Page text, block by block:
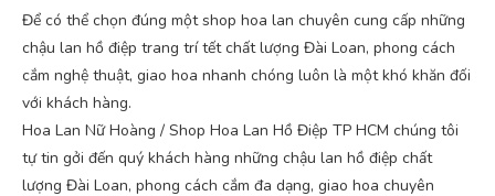
Để có thể chọn đúng một shop hoa lan chuyên cung cấp những
chậu lan hồ điệp trang trí tết chất lượng Đài Loan, phong cách
cắm nghệ thuật, giao hoa nhanh chóng luôn là một khó khăn đối
với khách hàng.
Hoa Lan Nữ Hoàng / Shop Hoa Lan Hồ Điệp TP HCM chúng tôi
tự tin gởi đến quý khách hàng những chậu lan hồ điệp chất
lượng Đài Loan, phong cách cắm đa dạng, giao hoa chuyên